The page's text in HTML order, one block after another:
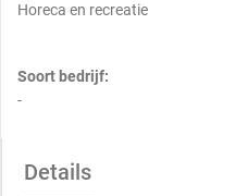
Horeca en recreatie
Soort bedrijf:
-
Details